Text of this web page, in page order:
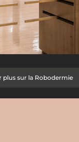
plus sur la Robodermie